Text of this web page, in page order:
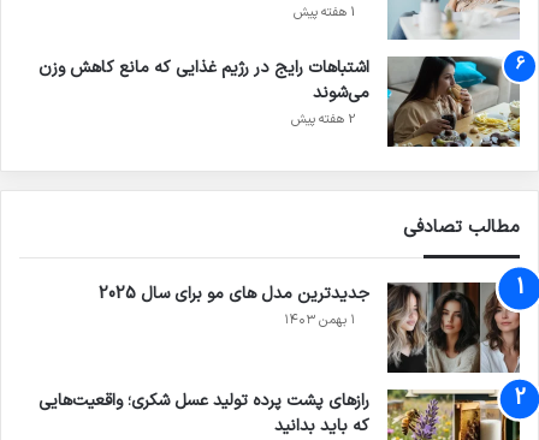
1 هفته پیش
اشتباهات رایج در رژیم غذایی که مانع کاهش وزن
می‌شوند
2 هفته پیش
مطالب تصادفی
جدیدترین مدل های مو برای سال 2025
۱ بهمن ۱۴۰۳
رازهای پشت پرده تولید عسل شکری؛ واقعیت‌هایی
که باید بدانید